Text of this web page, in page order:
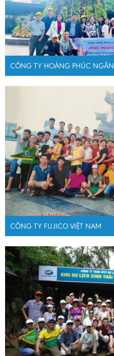
CÔNG TY HOÀNG PHÚC NGÂN
CÔNG TY FUJICO VIỆT NAM